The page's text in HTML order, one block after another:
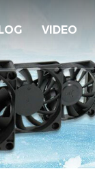
VIDEO